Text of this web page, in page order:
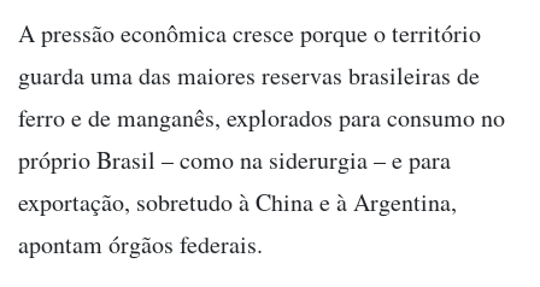
A pressão econômica cresce porque o território
guarda uma das maiores reservas brasileiras de
ferro e de manganês, explorados para consumo no
próprio Brasil – como na siderurgia – e para
exportação, sobretudo à China e à Argentina,
apontam órgãos federais.